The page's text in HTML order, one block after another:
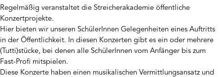
Regelmäßig veranstaltet die Streicherakademie öffentliche
Konzertprojekte.
Hier bieten wir unseren SchülerInnen Gelegenheiten eines Auftritts
in der Öffentlichkeit. In diesen Konzerten gibt es ein oder mehrere
(Tutti)stücke, bei denen alle SchülerInnen vom Anfänger bis zum
Fast-Profi mitspielen.
Diese Konzerte haben einen musikalischen Vermittlungsansatz und